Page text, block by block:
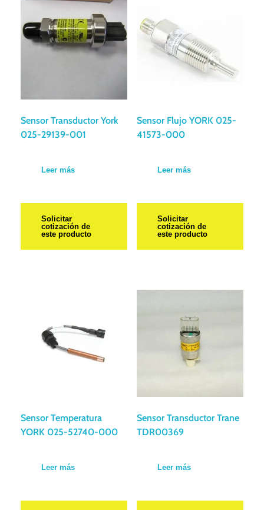
Sensor Transductor York
025-29139-001
Leer más
Solicitar
cotización de
este producto
Sensor Flujo YORK 025-
41573-000
Leer más
Solicitar
cotización de
este producto
Sensor Temperatura
YORK 025-52740-000
Leer más
Sensor Transductor Trane
TDR00369
Leer más